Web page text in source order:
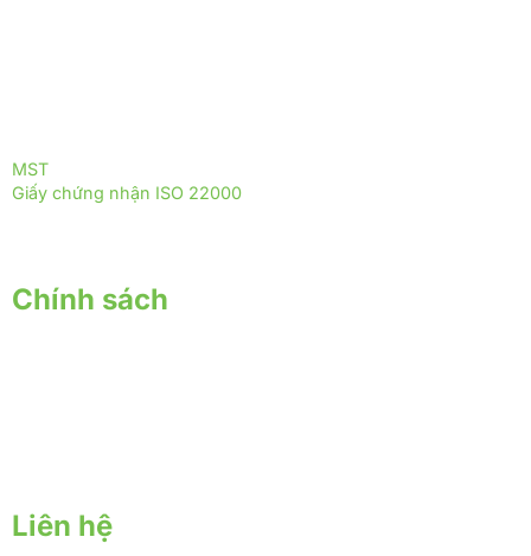
MST: 0317255399
Giấy chứng nhận ISO 22000: 2018 - ISOQ.4244-FSMS
Chính sách
Liên hệ